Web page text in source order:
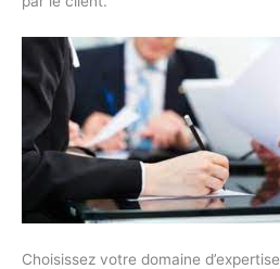
Choisissez votre domaine d’expertise